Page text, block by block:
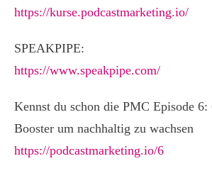
https://kurse.podcastmarketing.io/
SPEAKPIPE:
https://www.speakpipe.com/
Kennst du schon die PMC Episode 6:
Booster um nachhaltig zu wachsen
https://podcastmarketing.io/6